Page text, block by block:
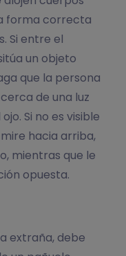
forma correcta
Si entre el
un objeto
que la persona
de una luz
Si no es visible
hacia arriba,
mientras que le
opuesta.
extraña, debe